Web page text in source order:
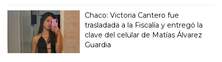
Chaco: Victoria Cantero fue
trasladada a la Fiscalía y entregó la
clave del celular de Matías Álvarez
Guardia